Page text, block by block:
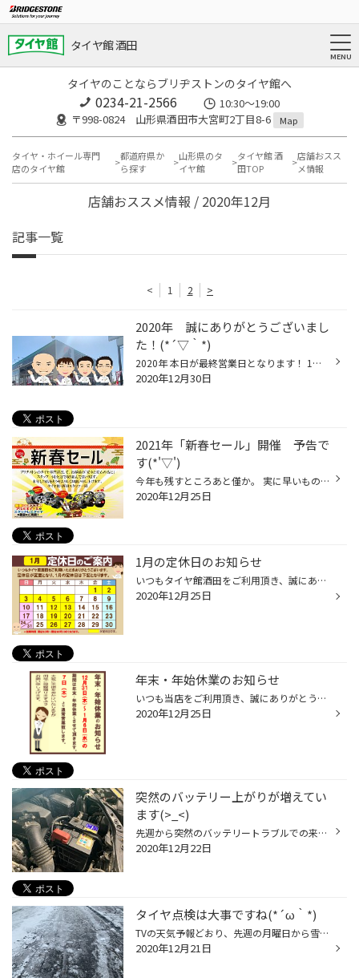
タイヤ館 酒田
タイヤのことならブリヂストンのタイヤ館へ
0234-21-2566
10:30～19:00
〒998-0824 山形県酒田市大宮町2丁目8-6
Map
タイヤ・ホイール専門
店のタイヤ館
都道府県か
ら探す
山形県のタ
イヤ館
タイヤ館 酒
田TOP
店舗おスス
メ情報
店舗おススメ情報 / 2020年12月
記事一覧
< 1 2 >
2020年 誠にありがとうございまし
た！(*´▽｀*)
2020年 本日が最終営業日となります！ 1年間皆様にご来店頂き誠にありがとうございました(*'▽') 2021年は定休日の変更があったりと、皆様にご不便をお掛けする事もあるかと思いますが スタッフ一同元気に明るく頑張ってまいりますので 2021年も宜しくお願い致します！ 2021年が良い一年になりますよ...
2020年12月30日
2021年「新春セール」開催 予告で
す(*'▽')
今年も残すところあと僅か。 実に早いものですね・・ とは言え当店は12月30日まで営業しておりますので 2020年中もまだまだ皆様のご来店をお待ちしておりますよ～(*´▽｀*) 同時に 2021年最初のスタートを飾る「新春セール」のご案内もしちゃいます!(^^)! 2021年営業スタートの1月7日(木)から17日(日...
2020年12月25日
1月の定休日のお知らせ
いつもタイヤ館酒田をご利用頂き、誠にありがとうございます(*´▽｀*) 2021年1月の定休日のお知らせです。 これまでの定休日から変更もあり 皆様にはご不便をお掛け致しますが、何卒ご理解賜りますよう宜しくお願い致します。
2020年12月25日
年末・年始休業のお知らせ
いつも当店をご利用頂き、誠にありがとうございます。 誠に勝手ながら、年末年始の営業について下記の日程を休業とさせて頂きます。 12月30日(水) 営業 12月31日(木) 休業 1月 1日(金) 休業 1月 2日(土) 休業 1月 3日(日) 休業 1月 4日(月) 休業 1月 5日(火) 休業 1月 6日(水) 休業 1月 7日(木) 新...
2020年12月25日
突然のバッテリー上がりが増えてい
ます(>_<)
先週から突然のバッテリートラブルでの来店が増えてきています(>_<) 「昨日まではかかったのに・・」「朝の出勤前に・・」など TVのニュースでもしきりに 年末年始寒波( ﾟДﾟ)と言っておりますが いざっという時に急にバッテリーが上がって慌てない為にも、 今一度バッテリー点検しましょ！！
2020年12月22日
タイヤ点検は大事ですね(*´ω｀*)
TVの天気予報どおり、先週の月曜日から雪が降り始めて 1週間・・。風は強くて吹雪くし、道路はテカテカ光っていて ちょうど帰宅時間はアイスバーン(>_<) 毎日怖かったです・・ 先週は一度履いたけれど効きが弱いっ！！止まる距離が伸びた・・など 交換にご来店される方が多くいらっしゃいました。 ...
2020年12月21日